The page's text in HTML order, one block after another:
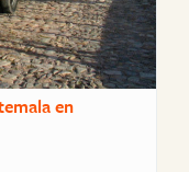
en